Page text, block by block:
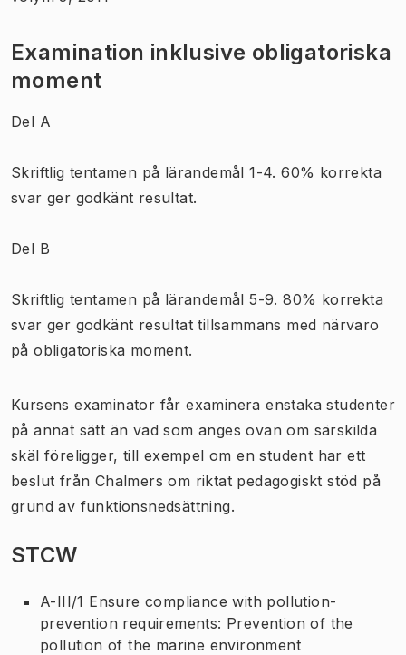
Examination inklusive obligatoriska
moment
Del A
Skriftlig tentamen på lärandemål 1-4. 60% korrekta
svar ger godkänt resultat.
Del B
Skriftlig tentamen på lärandemål 5-9. 80% korrekta
svar ger godkänt resultat tillsammans med närvaro
på obligatoriska moment.
Kursens examinator får examinera enstaka studenter
på annat sätt än vad som anges ovan om särskilda
skäl föreligger, till exempel om en student har ett
beslut från Chalmers om riktat pedagogiskt stöd på
grund av funktionsnedsättning.
STCW
A-III/1 Ensure compliance with pollution-
prevention requirements: Prevention of the
pollution of the marine environment